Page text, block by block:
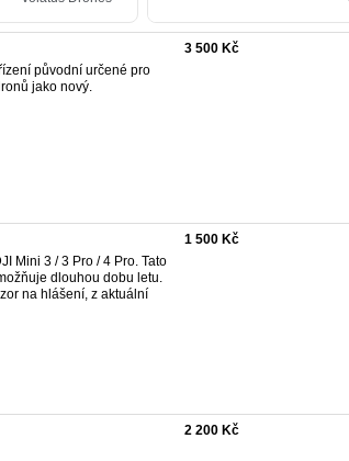
původní určené pro
jako nový.
3 500 Kč
Mini 3 / 3 Pro / 4 Pro. Tato
dlouhou dobu letu.
na hlášení, z aktuální
1 500 Kč
2 200 Kč